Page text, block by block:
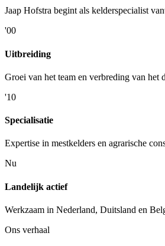
Jaap Hofstra begint als kelderspecialist
'00
Uitbreiding
Groei van het team en verbreding van het
'10
Specialisatie
Expertise in mestkelders en agrarische
Nu
Landelijk actief
Werkzaam in Nederland, Duitsland en
Ons verhaal